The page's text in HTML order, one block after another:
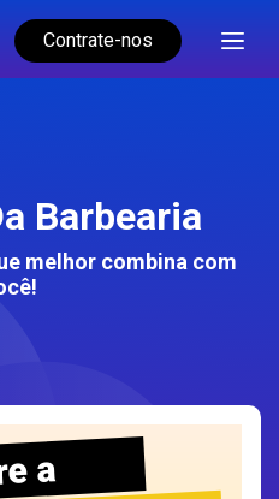
Contrate-nos
Barbearia
melhor combina com
a